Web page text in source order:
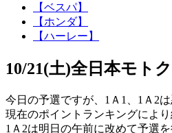
【ベスパ】
【ホンダ】
【ハーレー】
10/21(土)全日本モト
今日の予選ですが、1Ａ1、1Ａ2
現在のポイントランキングによ
1Ａ2は明日の午前に改めて予選